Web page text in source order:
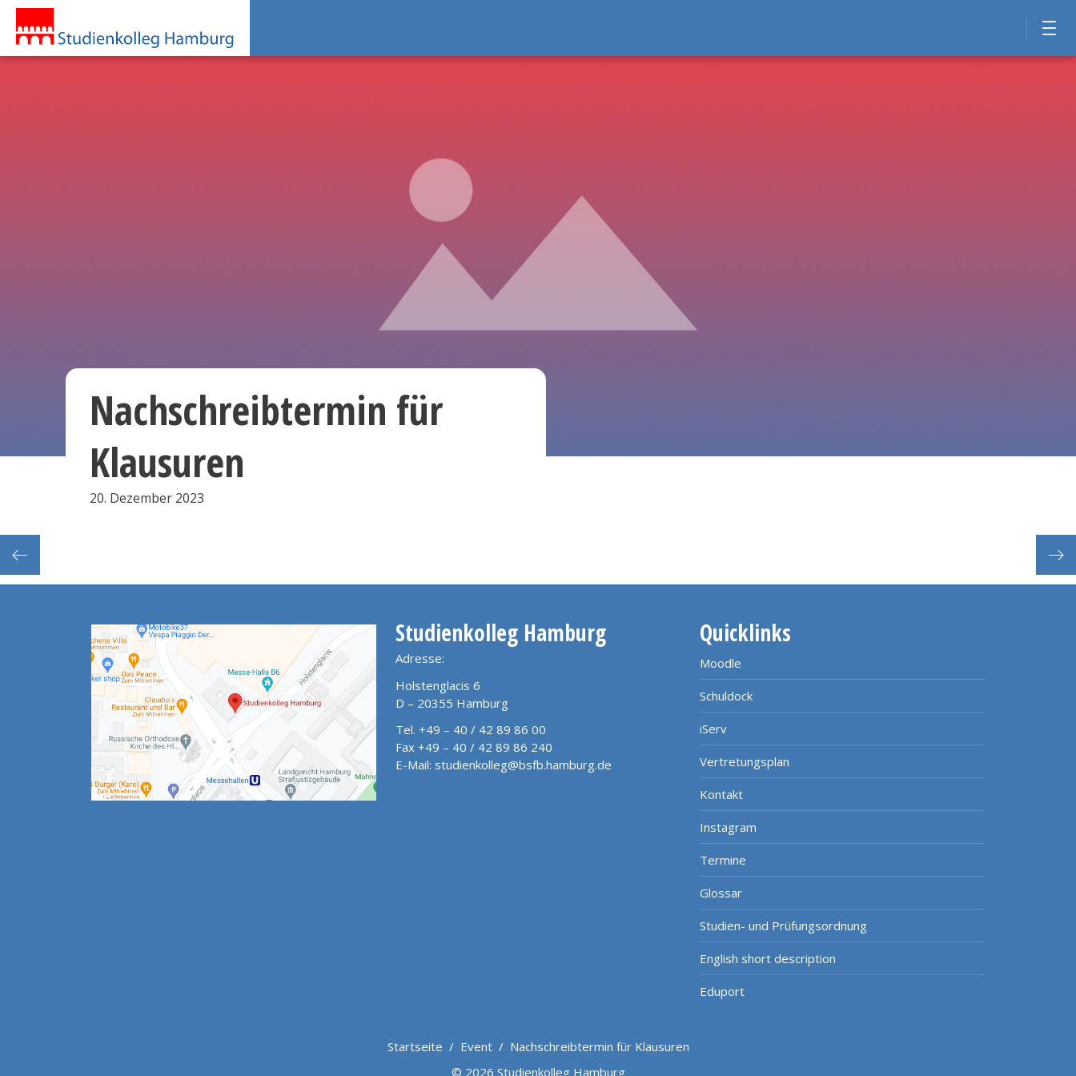
Nachschreibtermin für
Klausuren
20. Dezember 2023
Studienkolleg Hamburg
Adresse:
Holstenglacis 6
D – 20355 Hamburg
Tel. +49 – 40 / 42 89 86 00
Fax +49 – 40 / 42 89 86 240
E-Mail: studienkolleg@bsfb.hamburg.de
Quicklinks
Moodle
Schuldock
iServ
Vertretungsplan
Kontakt
Instagram
Termine
Glossar
Studien- und Prüfungsordnung
English short description
Eduport
Startseite / Event/ Nachschreibtermin für Klausuren
© 2026 Studienkolleg Hamburg